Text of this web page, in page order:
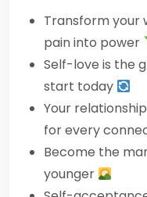
Transform your
pain into power
Self-love is the
start today
Your
for every
Become the
younger